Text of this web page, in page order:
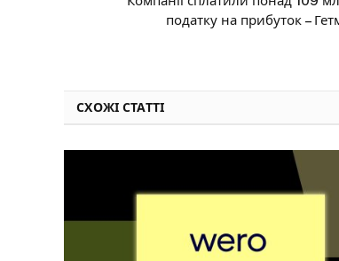
податку на прибуток –
СХОЖІ СТАТТІ